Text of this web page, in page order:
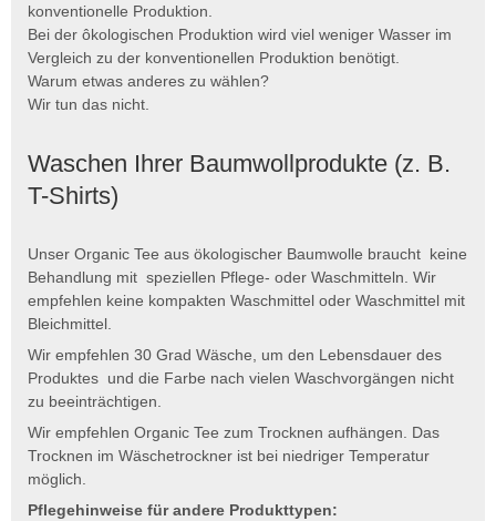
konventionelle Produktion.
Bei der ôkologischen Produktion wird viel weniger Wasser im
Vergleich zu der konventionellen Produktion benötigt.
Warum etwas anderes zu wählen?
Wir tun das nicht.
Waschen Ihrer Baumwollprodukte (z. B.
T-Shirts)
Unser Organic Tee aus ökologischer Baumwolle braucht keine
Behandlung mit speziellen Pflege- oder Waschmitteln. Wir
empfehlen keine kompakten Waschmittel oder Waschmittel mit
Bleichmittel.
Wir empfehlen 30 Grad Wäsche, um den Lebensdauer des
Produktes und die Farbe nach vielen Waschvorgängen nicht
zu beeinträchtigen.
Wir empfehlen Organic Tee zum Trocknen aufhängen. Das
Trocknen im Wäschetrockner ist bei niedriger Temperatur
möglich.
Pflegehinweise für andere Produkttypen: